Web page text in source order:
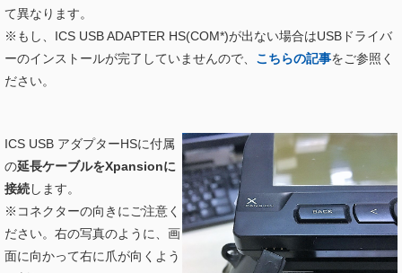
て異なります。
※もし、ICS USB ADAPTER HS(COM*)が出ない場合はUSBドライバ
ーのインストールが完了していませんので、 こちらの記事をご参照く
ださい。
ICS USB アダプターHSに付属
の延長ケーブルをXpansionに
接続します。
※コネクターの向きにご注意く
ださい。右の写真のように、画
面に向かって右に爪が向くよう